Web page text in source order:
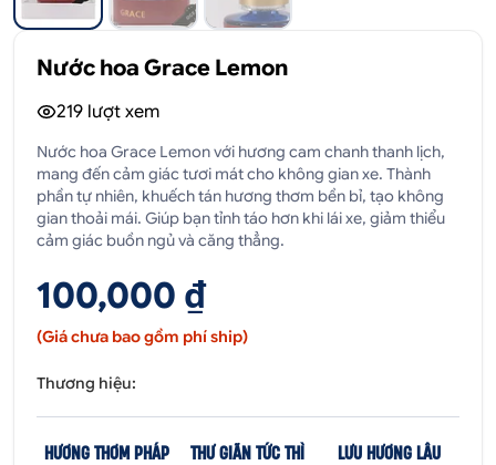
Nước hoa Grace Lemon
219 lượt xem
Nước hoa Grace Lemon với hương cam chanh thanh lịch,
mang đến cảm giác tươi mát cho không gian xe. Thành
phần tự nhiên, khuếch tán hương thơm bền bỉ, tạo không
gian thoải mái. Giúp bạn tỉnh táo hơn khi lái xe, giảm thiểu
cảm giác buồn ngủ và căng thẳng.
100,000 ₫
(Giá chưa bao gồm phí ship)
Thương hiệu:
HƯƠNG THƠM PHÁP THƯ GIÃN TỨC THÌ LƯU HƯƠNG LÂU